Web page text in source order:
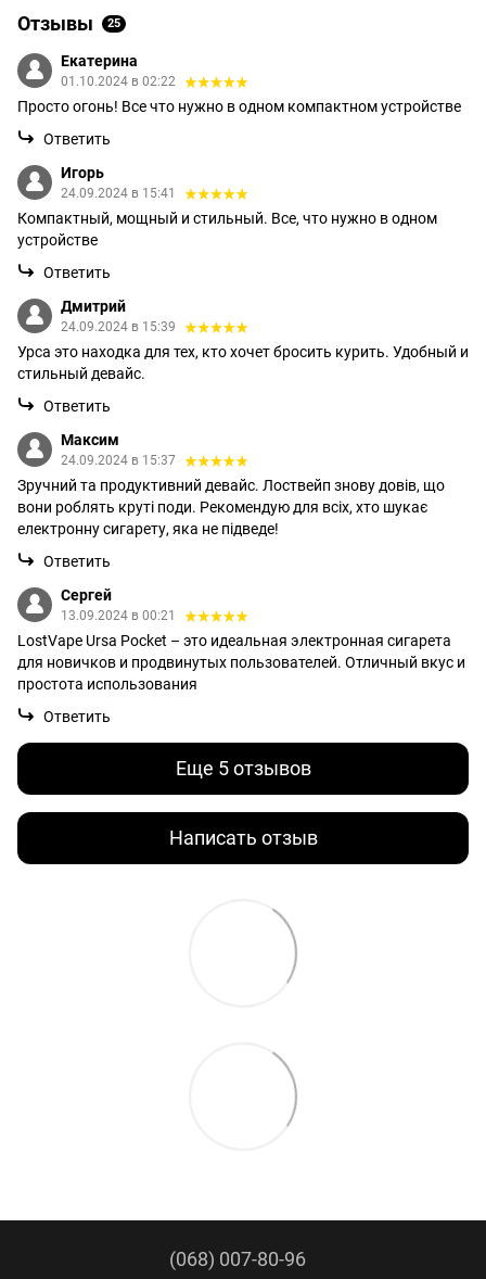
Отзывы 25
Екатерина
01.10.2024 в 02:22
Просто огонь! Все что нужно в одном компактном устройстве
Ответить
Игорь
24.09.2024 в 15:41
Компактный, мощный и стильный. Все, что нужно в одном
устройстве
Ответить
Дмитрий
24.09.2024 в 15:39
Урса это находка для тех, кто хочет бросить курить. Удобный и
стильный девайс.
Ответить
Максим
24.09.2024 в 15:37
Зручний та продуктивний девайс. Лоствейп знову довів, що
вони роблять круті поди. Рекомендую для всіх, хто шукає
електронну сигарету, яка не підведе!
Ответить
Сергей
13.09.2024 в 00:21
LostVape Ursa Pocket – это идеальная электронная сигарета
для новичков и продвинутых пользователей. Отличный вкус и
простота использования
Ответить
Еще 5 отзывов
Написать отзыв
(068) 007-80-96